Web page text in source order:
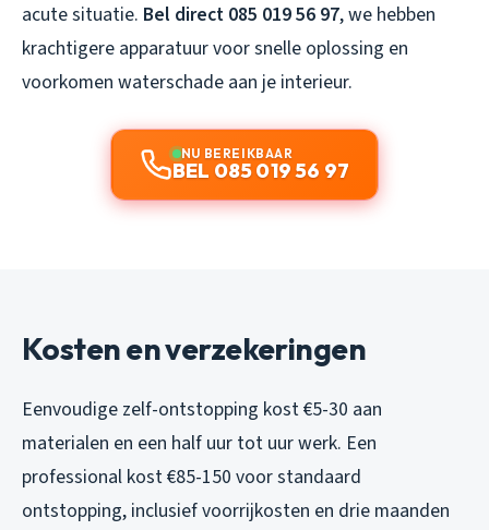
acute situatie. Bel direct 085 019 56 97, we hebben
krachtigere apparatuur voor snelle oplossing en
voorkomen waterschade aan je interieur.
NU BEREIKBAAR
BEL 085 019 56 97
Kosten en verzekeringen
Eenvoudige zelf-ontstopping kost €5-30 aan
materialen en een half uur tot uur werk. Een
professional kost €85-150 voor standaard
ontstopping, inclusief voorrijkosten en drie maanden